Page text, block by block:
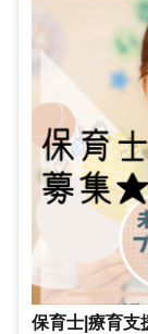
保育士|療育支